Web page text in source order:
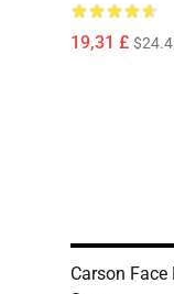
19,31 £
Carson